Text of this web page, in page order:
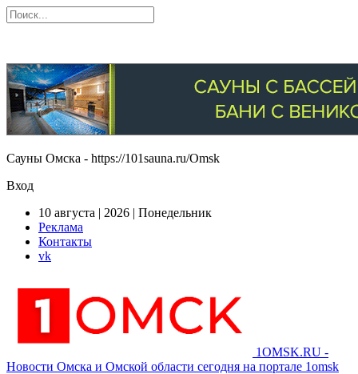
Сауны Омска - https://101sauna.ru/Omsk
Вход
10 августа | 2026 | Понедельник
Реклама
Контакты
vk
1OMSK.RU -
Новости Омска и Омской области сегодня на портале 1omsk